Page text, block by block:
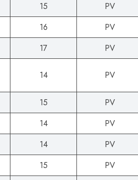
15 PV
16 PV
17 PV
14 PV
15 PV
14 PV
14 PV
15 PV